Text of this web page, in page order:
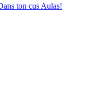
ton cus Aulas!